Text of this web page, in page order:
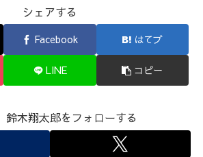
シェアする
Facebook はてブ
LINE コピー
木翔太郎をフォローする